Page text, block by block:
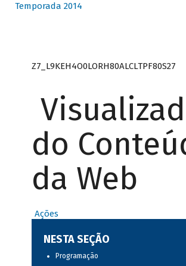
Temporada 2014
Z7_L9KEH4O0LORH80ALCLTPF80S27
do
da Web
Ações
NESTA SEÇÃO
Programação